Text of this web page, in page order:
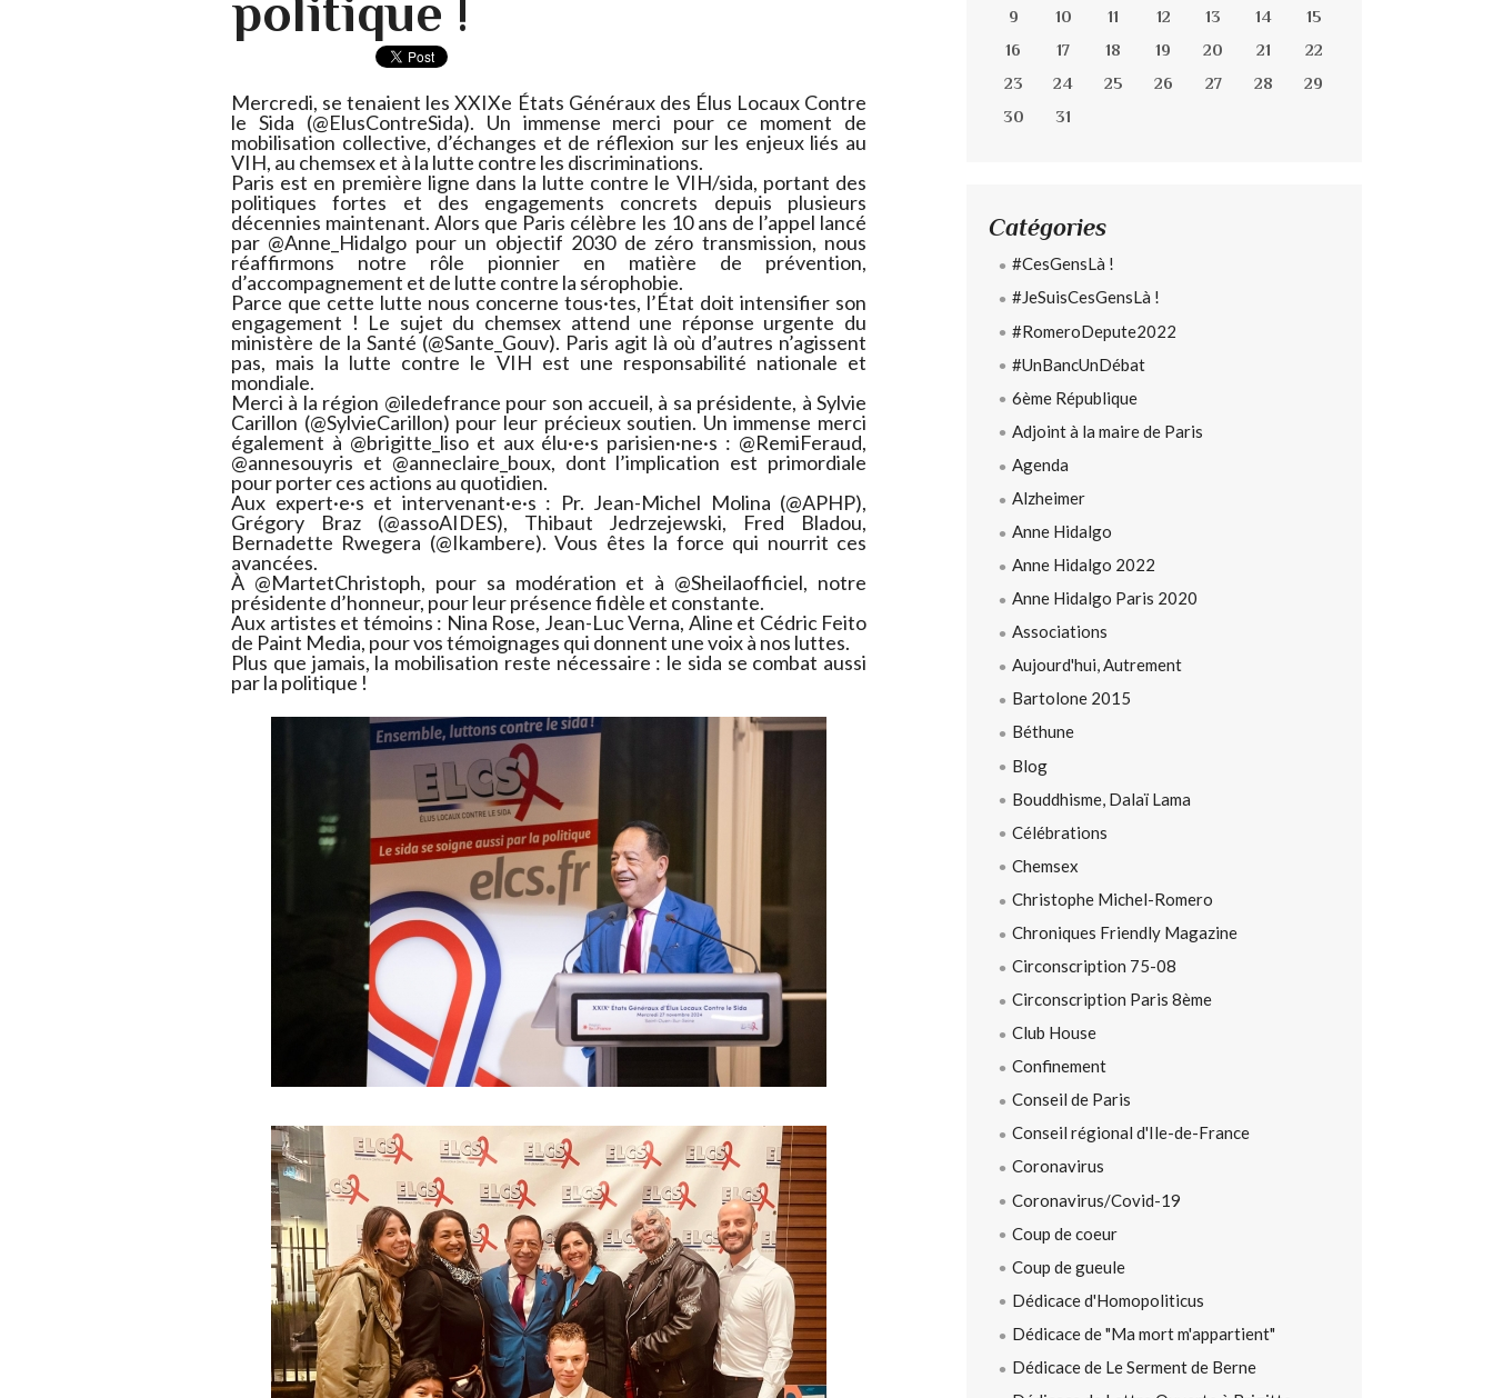
politique !
Mercredi, se tenaient les XXIXe États Généraux des Élus Locaux Contre
le Sida (@ElusContreSida). Un immense merci pour ce moment de
mobilisation collective, d’échanges et de réflexion sur les enjeux liés au
VIH, au chemsex et à la lutte contre les discriminations.
Paris est en première ligne dans la lutte contre le VIH/sida, portant des
politiques fortes et des engagements concrets depuis plusieurs
décennies maintenant. Alors que Paris célèbre les 10 ans de l’appel lancé
par @Anne_Hidalgo pour un objectif 2030 de zéro transmission, nous
réaffirmons notre rôle pionnier en matière de prévention,
d’accompagnement et de lutte contre la sérophobie.
Parce que cette lutte nous concerne tous·tes, l’État doit intensifier son
engagement ! Le sujet du chemsex attend une réponse urgente du
ministère de la Santé (@Sante_Gouv). Paris agit là où d’autres n’agissent
pas, mais la lutte contre le VIH est une responsabilité nationale et
mondiale.
Merci à la région @iledefrance pour son accueil, à sa présidente, à Sylvie
Carillon (@SylvieCarillon) pour leur précieux soutien. Un immense merci
également à @brigitte_liso et aux élu·e·s parisien·ne·s : @RemiFeraud,
@annesouyris et @anneclaire_boux, dont l’implication est primordiale
pour porter ces actions au quotidien.
Aux expert·e·s et intervenant·e·s : Pr. Jean-Michel Molina (@APHP),
Grégory Braz (@assoAIDES), Thibaut Jedrzejewski, Fred Bladou,
Bernadette Rwegera (@Ikambere). Vous êtes la force qui nourrit ces
avancées.
À @MartetChristoph, pour sa modération et à @Sheilaofficiel, notre
présidente d’honneur, pour leur présence fidèle et constante.
Aux artistes et témoins : Nina Rose, Jean-Luc Verna, Aline et Cédric Feito
de Paint Media, pour vos témoignages qui donnent une voix à nos luttes.
Plus que jamais, la mobilisation reste nécessaire : le sida se combat aussi
par la politique !
9
10 11 12 13 14
15
16
17 18 19 20 21
22
23
24 25 26 27 28
29
30
31
Catégories
#CesGensLà !
#JeSuisCesGensLà !
#RomeroDepute2022
#UnBancUnDébat
6ème République
Adjoint à la maire de Paris
Agenda
Alzheimer
Anne Hidalgo
Anne Hidalgo 2022
Anne Hidalgo Paris 2020
Associations
Aujourd'hui, Autrement
Bartolone 2015
Béthune
Blog
Bouddhisme, Dalaï Lama
Célébrations
Chemsex
Christophe Michel-Romero
Chroniques Friendly Magazine
Circonscription 75-08
Circonscription Paris 8ème
Club House
Confinement
Conseil de Paris
Conseil régional d'Ile-de-France
Coronavirus
Coronavirus/Covid-19
Coup de coeur
Coup de gueule
Dédicace d'Homopoliticus
Dédicace de "Ma mort m'appartient"
Dédicace de Le Serment de Berne